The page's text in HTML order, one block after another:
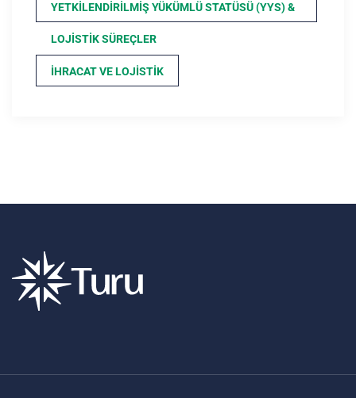
YETKILENDIRILMIŞ YÜKÜMLÜ STATÜSÜ (YYS) &
LOJISTIK SÜREÇLER
İHRACAT VE LOJISTIK